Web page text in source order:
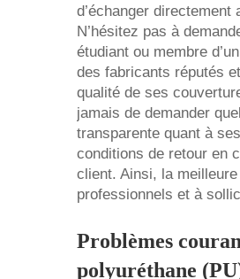
d’échanger
N’hésitez pas à
étudiant ou membre
des fabricants réputés
qualité de ses
jamais de demander
transparente quant à
conditions de retour en
client. Ainsi, la
professionnels et à
Problèmes
polyuréthane